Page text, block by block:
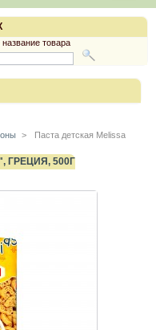
>
Паста детская Melissa
ГРЕЦИЯ, 500Г
товара